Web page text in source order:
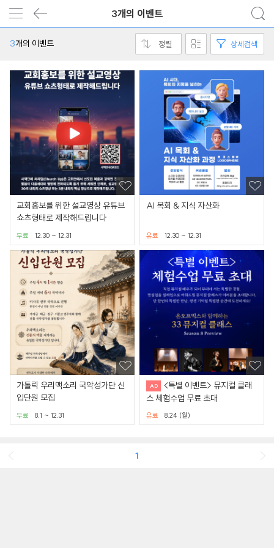
3개의 이벤트
3개의 이벤트 정렬 상세검색
교회홍보를 위한 설교영상 유튜브
쇼츠형태로 제작해드립니다
12.30 ~ 12.31
무료
AI 목회 & 지식 자산화
12.30 ~ 12.31
유료
가톨릭 우리맥소리 국악성가단 신
입단원 모집
8.1 ~ 12.31
무료
<특별 이벤트> 뮤지컬 클래
스 체험수업 무료 초대
8.24 (월)
유료
1